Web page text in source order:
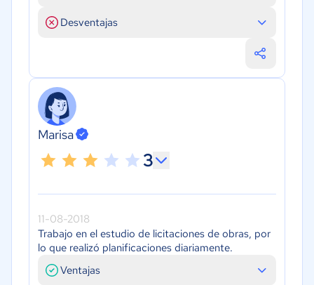
Desventajas
Marisa
3
11-08-2018
Trabajo en el estudio de licitaciones de obras, por
lo que realizó planificaciones diariamente.
Ventajas